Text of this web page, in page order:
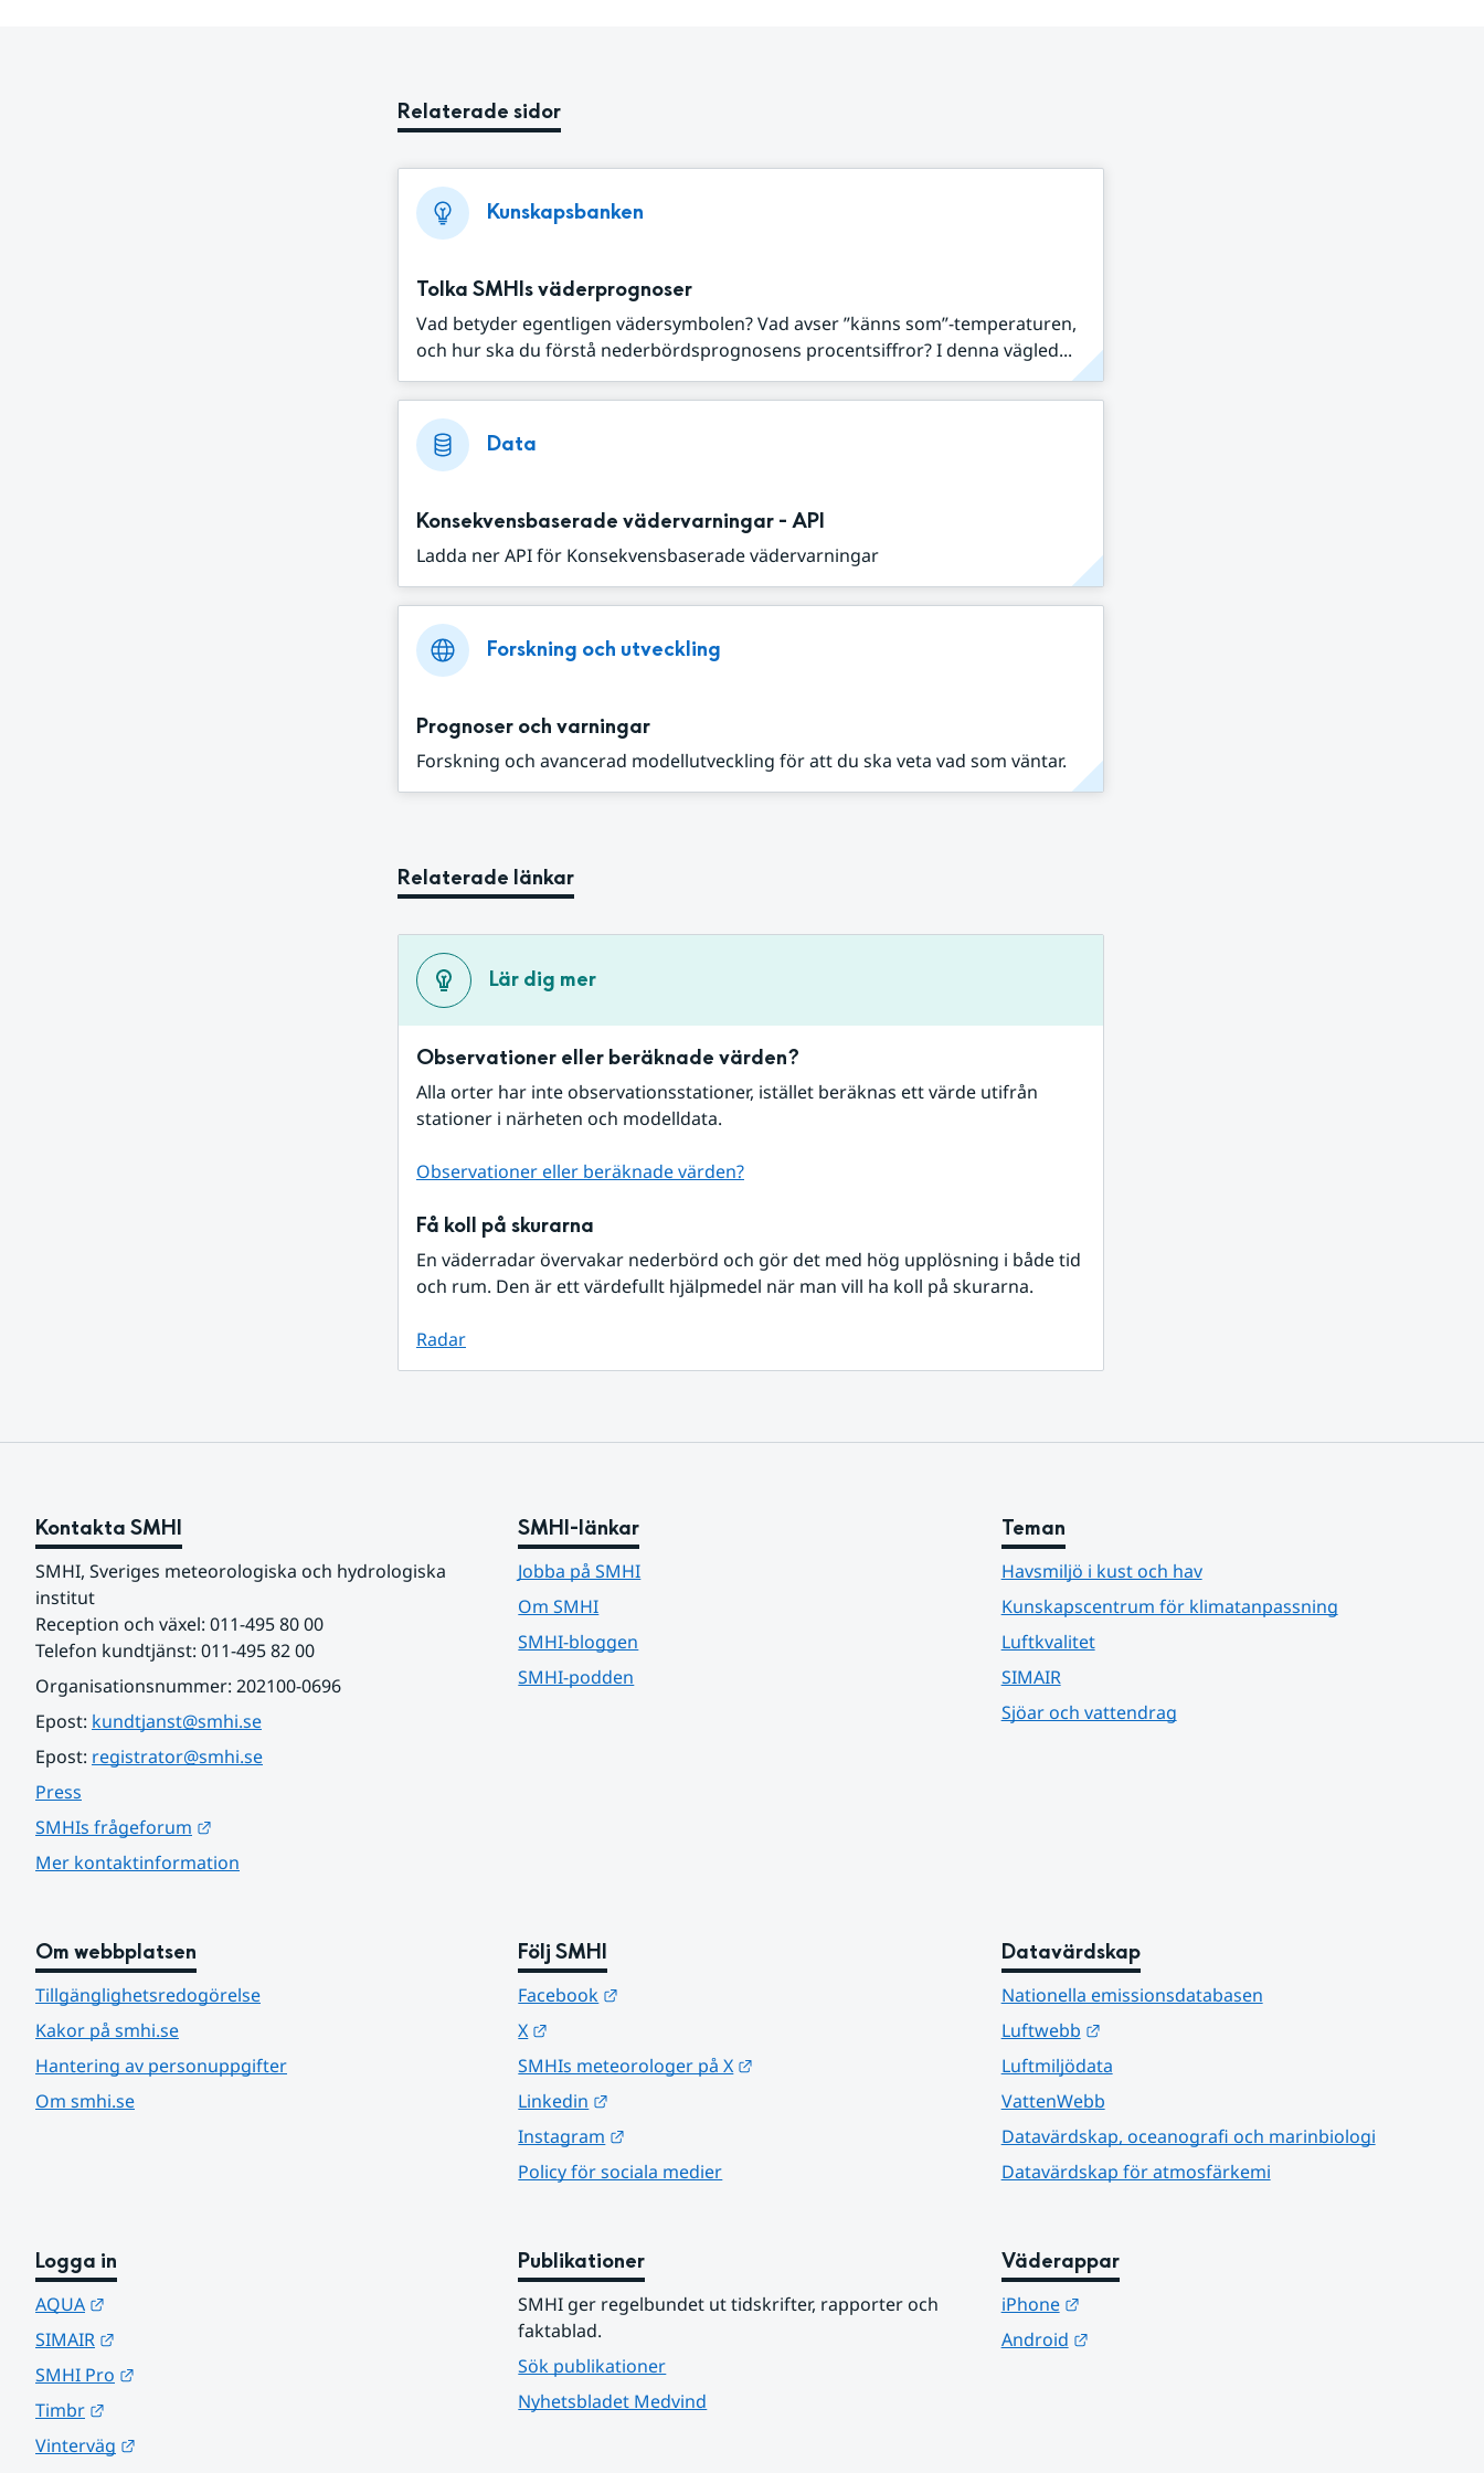
Relaterade sidor
Kunskapsbanken
Tolka SMHIs väderprognoser
Vad betyder egentligen vädersymbolen? Vad avser ”känns som”-temperaturen,
och hur ska du förstå nederbördsprognosens procentsiffror? I denna vägled...
Data
Konsekvensbaserade vädervarningar - API
Ladda ner API för Konsekvensbaserade vädervarningar
Forskning och utveckling
Prognoser och varningar
Forskning och avancerad modellutveckling för att du ska veta vad som väntar.
Relaterade länkar
Lär dig mer
Observationer eller beräknade värden?
Alla orter har inte observationsstationer, istället beräknas ett värde utifrån
stationer i närheten och modelldata.
Observationer eller beräknade värden?
Få koll på skurarna
En väderradar övervakar nederbörd och gör det med hög upplösning i både tid
och rum. Den är ett värdefullt hjälpmedel när man vill ha koll på skurarna.
Radar
Kontakta SMHI
SMHI, Sveriges meteorologiska och hydrologiska
institut
Reception och växel: 011-495 80 00
Telefon kundtjänst: 011-495 82 00
Organisationsnummer: 202100-0696
Epost: kundtjanst@smhi.se
Epost: registrator@smhi.se
Press
SMHIs frågeforum
Mer kontaktinformation
SMHI-länkar
Jobba på SMHI
Om SMHI
SMHI-bloggen
SMHI-podden
Teman
Havsmiljö i kust och hav
Kunskapscentrum för klimatanpassning
Luftkvalitet
SIMAIR
Sjöar och vattendrag
Om webbplatsen
Tillgänglighetsredogörelse
Kakor på smhi.se
Hantering av personuppgifter
Om smhi.se
Följ SMHI
Facebook
X
SMHIs meteorologer på X
Linkedin
Instagram
Policy för sociala medier
Datavärdskap
Nationella emissionsdatabasen
Luftwebb
Länk till annan webbplats.
Luftmiljödata
VattenWebb
Datavärdskap, oceanografi och marinbiologi
Datavärdskap för atmosfärkemi
Logga in
AQUA
SIMAIR
SMHI Pro
Timbr
Vinterväg
Publikationer
SMHI ger regelbundet ut tidskrifter, rapporter och
faktablad.
Sök publikationer
Nyhetsbladet Medvind
Väderappar
iPhone
Länk till annan webbplats.
Android
Länk till annan webbplats.